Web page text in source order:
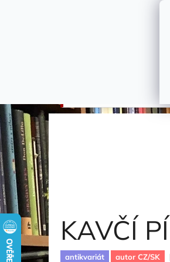
KAVČÍ
antikvariát autor CZ/SK